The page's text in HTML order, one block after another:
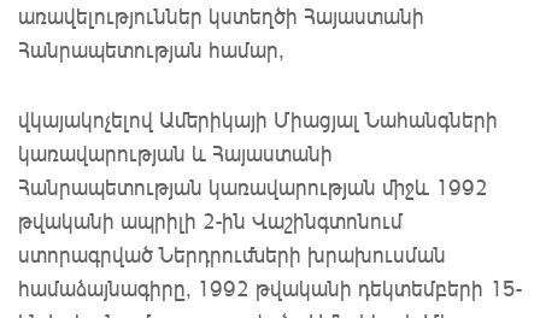
առավելություններ կստեղծի Հայաստանի
Հանրապետության համար,
վկայակոչելով Ամերիկայի Միացյալ Նահանգների
կառավարության և Հայաստանի
Հանրապետության կառավարության միջև 1992
թվականի ապրիլի 2-ին Վաշինգտոնում
ստորագրված Ներդրումների խրախուսման
համաձայնագիրը, 1992 թվականի դեկտեմբերի 15-